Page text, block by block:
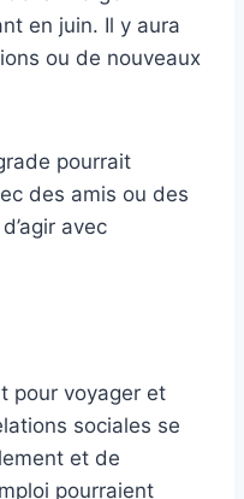
en juin. Il y aura
ou de nouveaux
pourrait
des amis ou des
avec
pour voyager et
sociales se
et de
pourraient